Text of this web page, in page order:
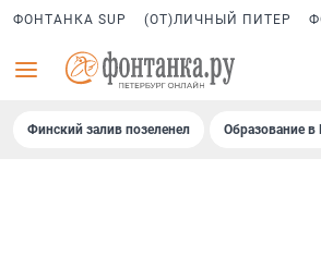
ФОНТАНКА SUP (ОТ)ЛИЧНЫЙ ПИТЕР
Финский залив позеленел Образование в